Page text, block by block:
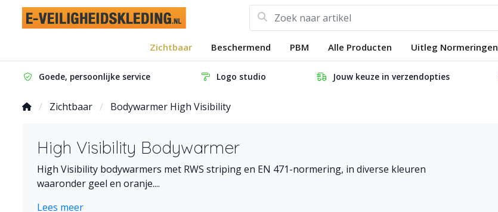
Zichtbaar Beschermend PBM Alle Producten Uitleg Normeringen
Goede, persoonlijke service Logo studio Jouw keuze in verzendopties
Zichtbaar Bodywarmer High Visibility
High Visibility Bodywarmer
High Visibility bodywarmers met RWS striping en EN 471-normering, in diverse kleuren
waaronder geel en oranje....
Lees meer